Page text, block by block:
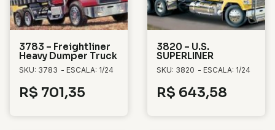
3783 – Freightliner
Heavy Dumper Truck
SKU: 3783 - ESCALA: 1/24
R$ 701,35
3820 – U.S.
SUPERLINER
SKU: 3820 - ESCALA: 1/24
R$ 643,58